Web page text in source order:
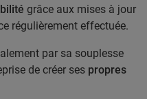
grâce aux mises à jour
régulièrement effectuée.
par sa souplesse
de créer ses propres